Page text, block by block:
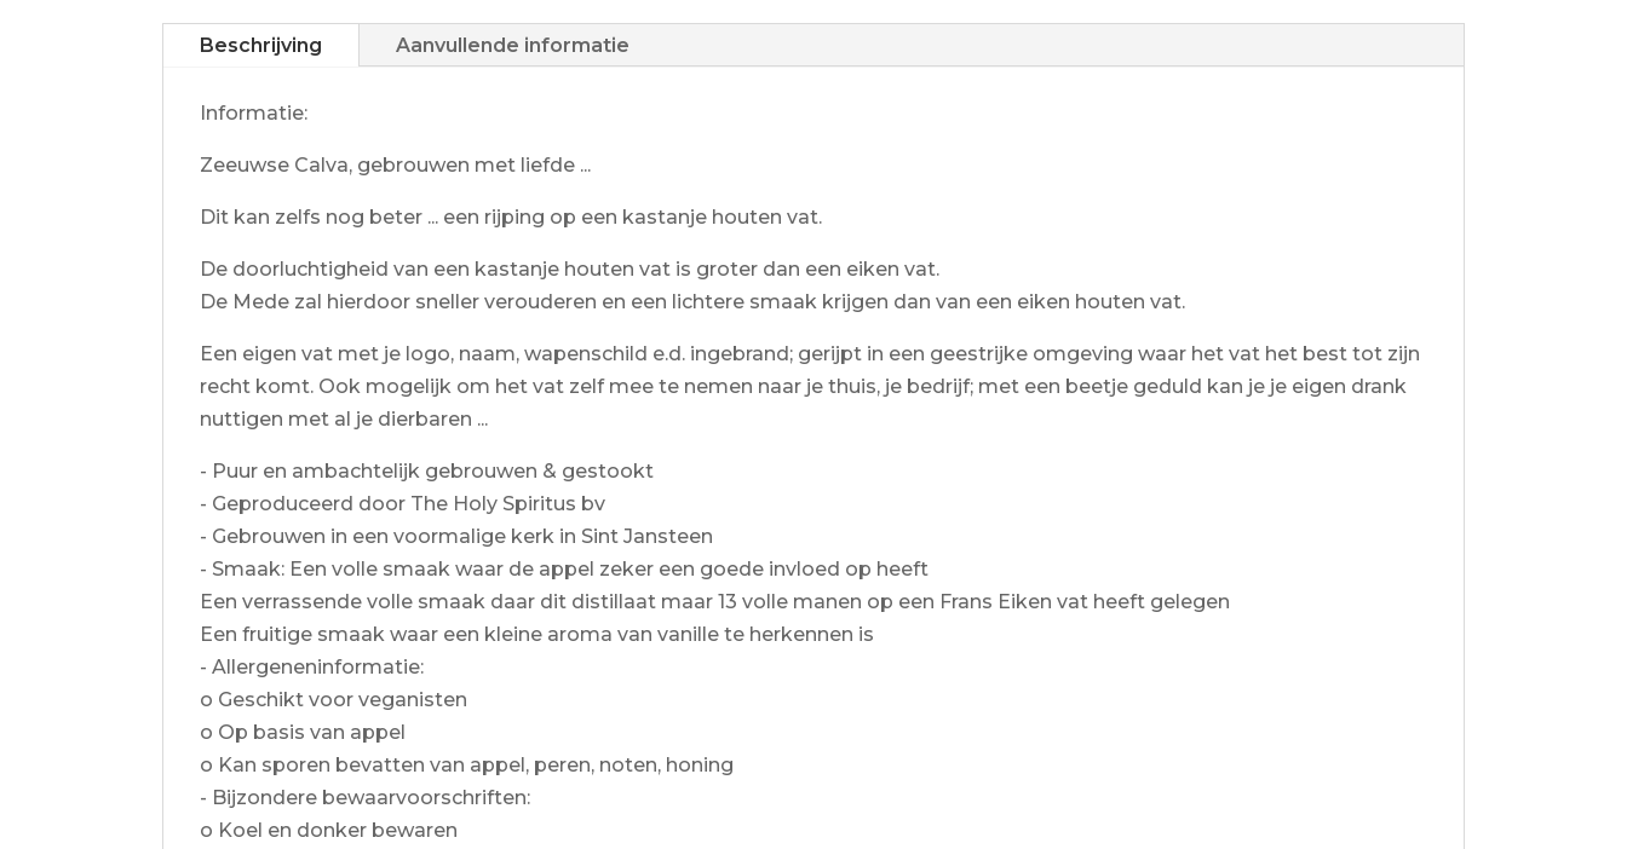
Beschrijving Aanvullende informatie
Informatie:
Zeeuwse Calva, gebrouwen met liefde ...
Dit kan zelfs nog beter ... een rijping op een kastanje houten vat.
De doorluchtigheid van een kastanje houten vat is groter dan een eiken vat.
De Mede zal hierdoor sneller verouderen en een lichtere smaak krijgen dan van een eiken houten vat.
Een eigen vat met je logo, naam, wapenschild e.d. ingebrand; gerijpt in een geestrijke omgeving waar het vat het best tot zijn
recht komt. Ook mogelijk om het vat zelf mee te nemen naar je thuis, je bedrijf; met een beetje geduld kan je je eigen drank
nuttigen met al je dierbaren ...
- Puur en ambachtelijk gebrouwen & gestookt
- Geproduceerd door The Holy Spiritus bv
- Gebrouwen in een voormalige kerk in Sint Jansteen
- Smaak: Een volle smaak waar de appel zeker een goede invloed op heeft
Een verrassende volle smaak daar dit distillaat maar 13 volle manen op een Frans Eiken vat heeft gelegen
Een fruitige smaak waar een kleine aroma van vanille te herkennen is
- Allergeneninformatie:
o Geschikt voor veganisten
o Op basis van appel
o Kan sporen bevatten van appel, peren, noten, honing
- Bijzondere bewaarvoorschriften:
o Koel en donker bewaren